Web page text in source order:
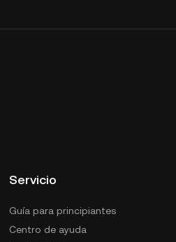
Servicio
Guía para principiantes
Centro de ayuda